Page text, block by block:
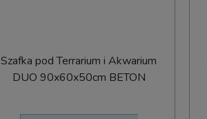
Szafka pod Terrarium i Akwarium
DUO 90x60x50cm BETON